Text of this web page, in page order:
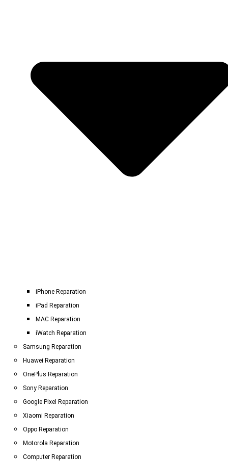
iPhone Reparation
iPad Reparation
MAC Reparation
iWatch Reparation
Samsung Reparation
Huawei Reparation
OnePlus Reparation
Sony Reparation
Google Pixel Reparation
Xiaomi Reparation
Oppo Reparation
Motorola Reparation
Computer Reparation